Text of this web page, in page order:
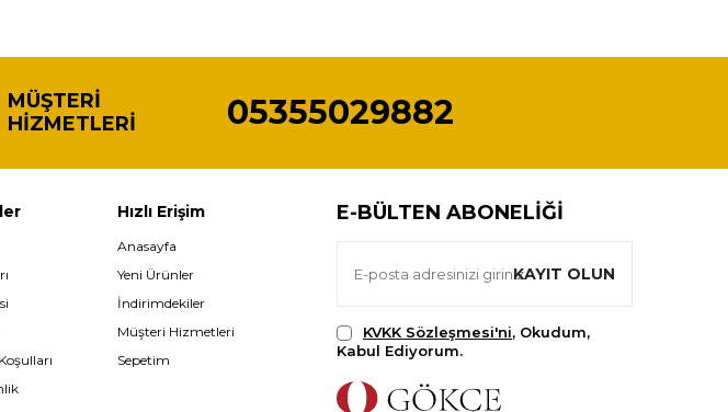
MÜŞTERI
HIZMETLERI
05355029882
Hızlı Erişim
Anasayfa
Yeni Ürünler
İndirimdekiler
Müşteri Hizmetleri
Sepetim
E-BÜLTEN ABONELIĞI
KAYIT OLUN
KVKK Sözleşmesi'ni, Okudum,
Kabul Ediyorum.